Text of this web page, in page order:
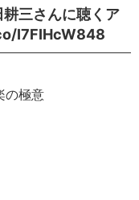
三さんに聴くア
I7FIHcW848
の極意